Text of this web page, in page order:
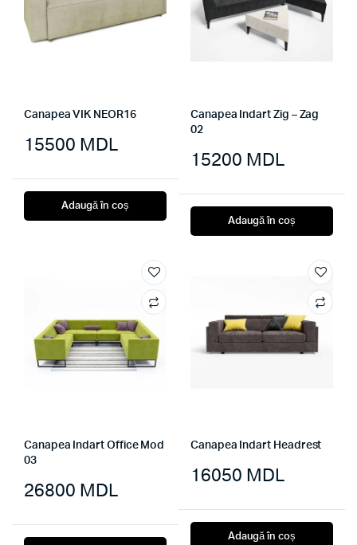
Canapea VIK NEOR16
15500 MDL
Adaugă în coș
Canapea Indart Zig – Zag
02
15200 MDL
Adaugă în coș
Canapea Indart Office Mod
03
26800 MDL
Canapea Indart Headrest
16050 MDL
Adaugă în coș